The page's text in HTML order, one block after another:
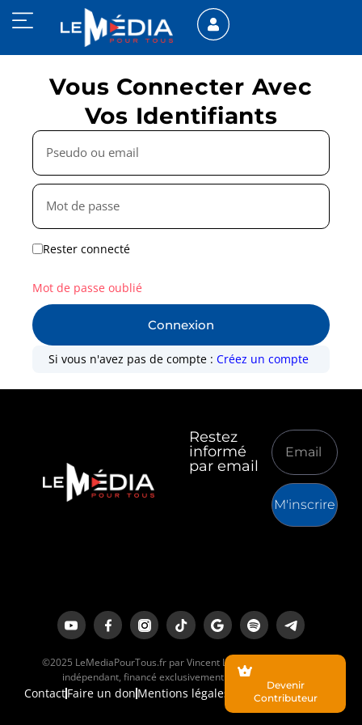
Vous Connecter Avec
Vos Identifiants
Rester connecté
Connexion
Mot de passe oublié
Si vous n'avez pas de compte :Créez un compte
Restez
informé
par email
M'inscrire
©2025 LeMediaPourTous.fr par Vincent Lapierre est un média
indépendant, financé exclusivement par ses lecteurs.
ContactFaire un don Mentions légales
Devenir
Contributeur